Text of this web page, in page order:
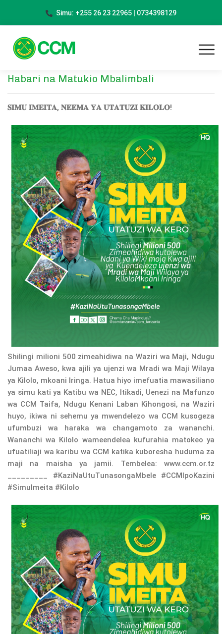
Simu: +255 26 23 22965 | 0734398129
Habari na Matukio Mbalimbali
𝐒𝐈𝐌𝐔 𝐈𝐌𝐄𝐈𝐓𝐀, 𝐍𝐄𝐄𝐌𝐀 𝐘𝐀 𝐔𝐓𝐀𝐓𝐔𝐙𝐈 𝐊𝐈𝐋𝐎𝐋𝐎!
Shilingi milioni 500 zimeahidiwa na Waziri wa Maji, Ndugu
Jumaa Aweso, kwa ajili ya ujenzi wa Mradi wa Maji Wilaya
ya Kilolo, mkoani Iringa. Hatua hiyo imefuatia mawasiliano
ya simu kati ya Katibu wa NEC, Itikadi, Uenezi na Mafunzo
wa CCM Taifa, Ndugu Kenani Laban Kihongosi, na Waziri
huyo, ikiwa ni sehemu ya mwendelezo wa CCM kusogeza
ufumbuzi wa haraka wa changamoto za wananchi.
Wananchi wa Kilolo wameendelea kufurahia matokeo ya
ufuatiliaji wa karibu wa CCM katika kuboresha huduma za
maji na maisha ya jamii. Tembelea: www.ccm.or.tz
_________ #KaziNaUtuTunasongaMbele #CCMIpoKazini
#SimuImeita #Kilolo